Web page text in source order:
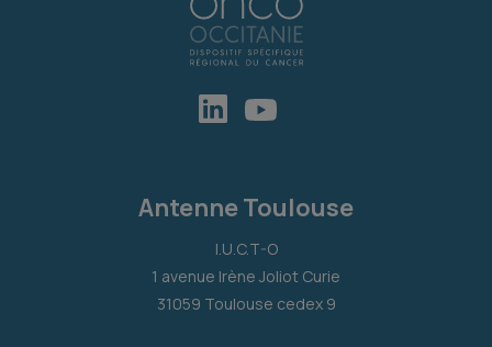
Antenne Toulouse
I.U.C.T-O
1 avenue Irène Joliot Curie
31059 Toulouse cedex 9